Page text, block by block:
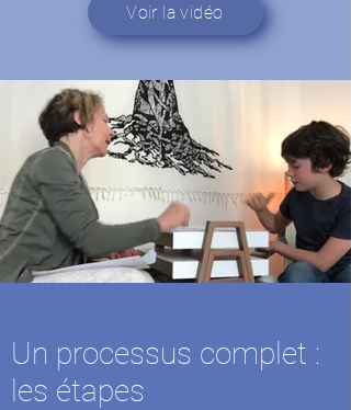
Voir la vidéo
Un processus complet :
les étapes